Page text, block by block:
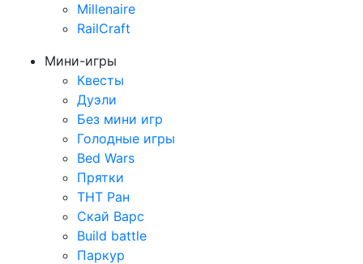
Millenaire
RailCraft
Мини-игры
Квесты
Дуэли
Без мини игр
Голодные игры
Bed Wars
Прятки
ТНТ Ран
Скай Варс
Build battle
Паркур